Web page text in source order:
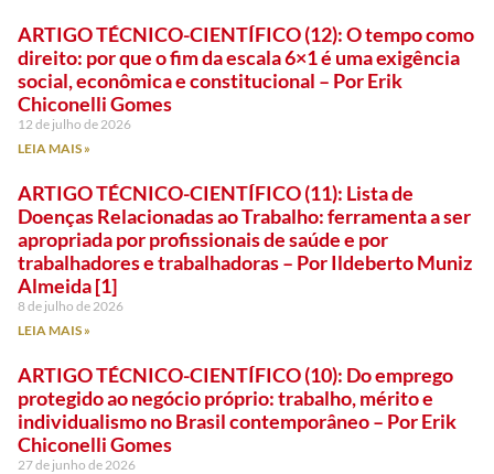
ARTIGO TÉCNICO-CIENTÍFICO (12): O tempo como
direito: por que o fim da escala 6×1 é uma exigência
social, econômica e constitucional – Por Erik
Chiconelli Gomes
12 de julho de 2026
LEIA MAIS »
ARTIGO TÉCNICO-CIENTÍFICO (11): Lista de
Doenças Relacionadas ao Trabalho: ferramenta a ser
apropriada por profissionais de saúde e por
trabalhadores e trabalhadoras – Por Ildeberto Muniz
Almeida [1]
8 de julho de 2026
LEIA MAIS »
ARTIGO TÉCNICO-CIENTÍFICO (10): Do emprego
protegido ao negócio próprio: trabalho, mérito e
individualismo no Brasil contemporâneo – Por Erik
Chiconelli Gomes
27 de junho de 2026